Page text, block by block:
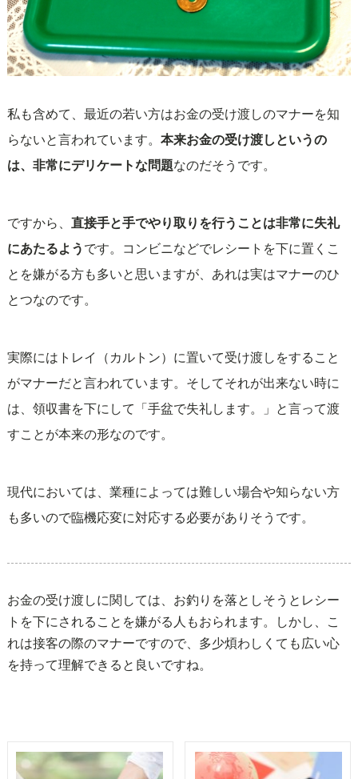
私も含めて、最近の若い方はお金の受け渡しのマナーを知
らないと言われています。 本来お金の受け渡しというの
は、非常にデリケートな問題なのだそうです。
ですから、 直接手と手でやり取りを行うことは非常に失礼
にあたるよう です。コンビニなどでレシートを下に置くこ
とを嫌がる方も多いと思いますが、あれは実はマナーのひ
とつなのです。
実際にはトレイ（カルトン）に置いて受け渡しをすること
がマナーだと言われています。そしてそれが出来ない時に
は、領収書を下にして「手盆で失礼します。」と言って渡
すことが本来の形なのです。
現代においては、業種によっては難しい場合や知らない方
も多いので臨機応変に対応する必要がありそうです。
お金の受け渡しに関しては、お釣りを落としそうとレシー
トを下にされることを嫌がる人もおられます。しかし、こ
れは接客の際のマナーですので、多少煩わしくても広い心
を持って理解できると良いですね。